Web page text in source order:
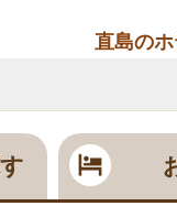
直島の